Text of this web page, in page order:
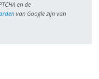
en de
van Google zijn van